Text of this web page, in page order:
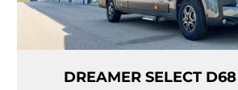
DREAMER SELECT